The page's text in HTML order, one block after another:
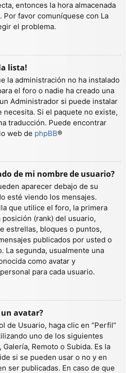
entonces la hora almacenada
favor comuníquese con La
el problema.
lista!
la administración no ha instalado
el foro o nadie ha creado una
Administrador si puede instalar
necesita. Si el paquete no existe,
traducción. Puede encontrar
web de phpBB®
de mi nombre de usuario?
aparecer debajo de su
esté viendo los mensajes.
que utilice el foro, la primera
posición (rank) del usuario,
estrellas, bloques o puntos,
publicados por usted o
La segunda, usualmente una
como avatar y
para cada usuario.
avatar?
de Usuario, haga clic en “Perfil”
uno de los siguientes
Remoto o Subida. Es la
si se pueden usar o no y en
ser publicadas. En caso de que